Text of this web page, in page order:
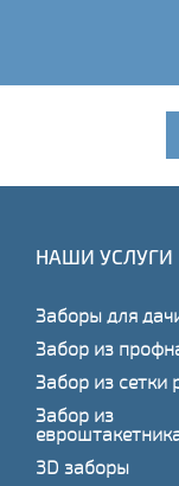
НАШИ УСЛУГИ
Заборы для
Забор из
Забор из сетки
Забор из
3D заборы